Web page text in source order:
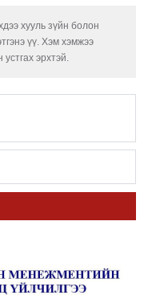
хууль зүйн болон
үү. Хэм хэмжээ
устгах эрхтэй.